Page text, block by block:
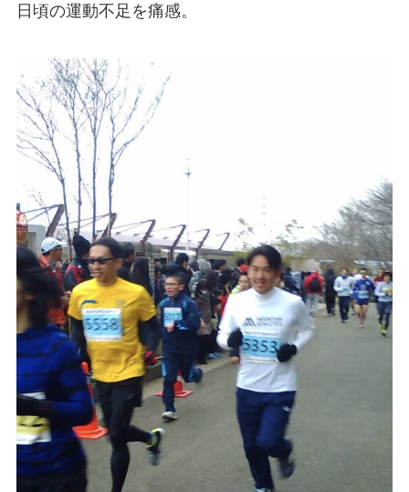
日頃の運動不足を痛感。